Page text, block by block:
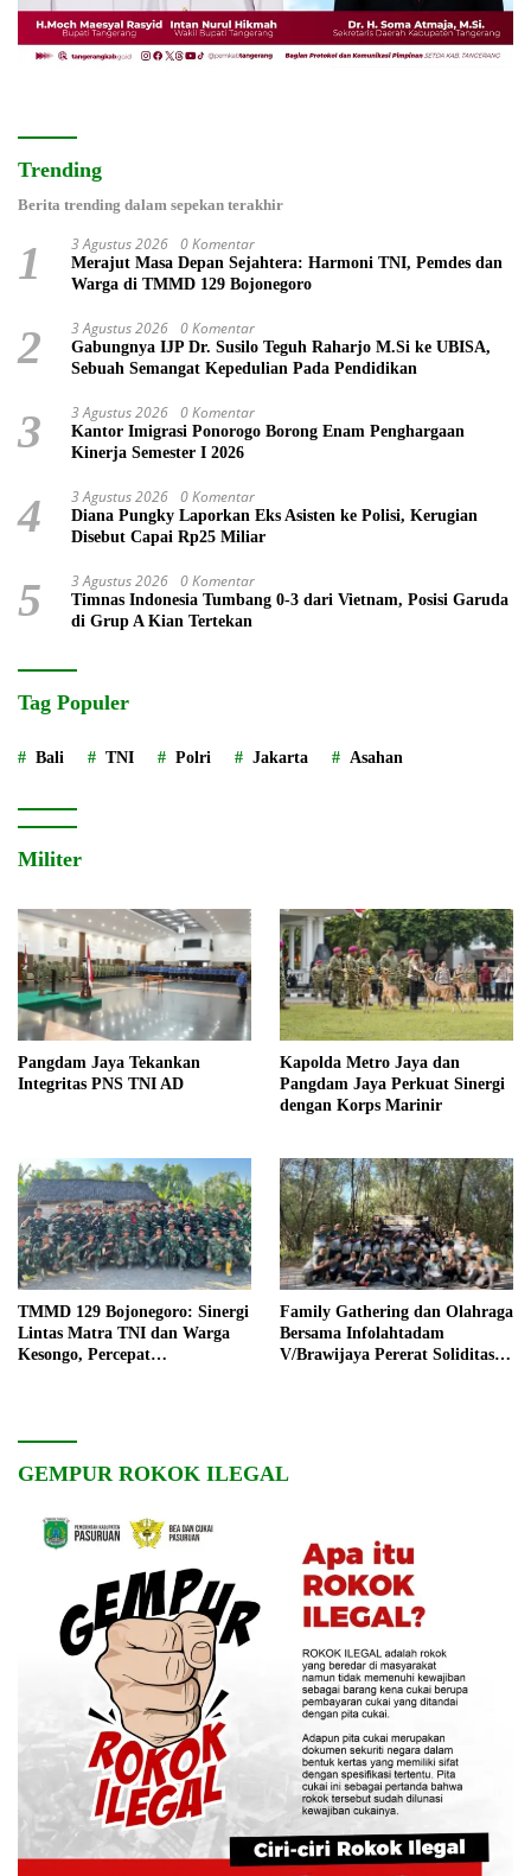
Trending
Berita trending dalam sepekan terakhir
1 3 Agustus 2026 0 Komentar
Merajut Masa Depan Sejahtera: Harmoni TNI, Pemdes dan
Warga di TMMD 129 Bojonegoro
2 3 Agustus 2026 0 Komentar
Gabungnya IJP Dr. Susilo Teguh Raharjo M.Si ke UBISA,
Sebuah Semangat Kepedulian Pada Pendidikan
3 3 Agustus 2026 0 Komentar
Kantor Imigrasi Ponorogo Borong Enam Penghargaan
Kinerja Semester I 2026
4 3 Agustus 2026 0 Komentar
Diana Pungky Laporkan Eks Asisten ke Polisi, Kerugian
Disebut Capai Rp25 Miliar
5 3 Agustus 2026 0 Komentar
Timnas Indonesia Tumbang 0-3 dari Vietnam, Posisi Garuda
di Grup A Kian Tertekan
Tag Populer
Bali TNI Polri Jakarta Asahan
Militer
Pangdam Jaya Tekankan
Integritas PNS TNI AD
Kapolda Metro Jaya dan
Pangdam Jaya Perkuat Sinergi
dengan Korps Marinir
TMMD 129 Bojonegoro: Sinergi
Lintas Matra TNI dan Warga
Kesongo, Percepat
Family Gathering dan Olahraga
Bersama Infolahtadam
V/Brawijaya Pererat Soliditas
GEMPUR ROKOK ILEGAL